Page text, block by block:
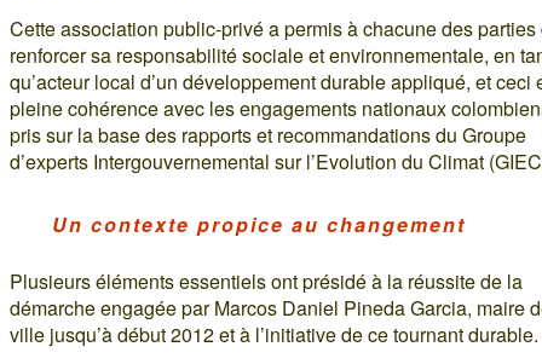
Cette association public-privé a permis à chacune des parties
renforcer sa responsabilité sociale et environnementale, en
qu’acteur local d’un développement durable appliqué, et ceci
pleine cohérence avec les engagements nationaux
pris sur la base des rapports et recommandations du Groupe
d’experts Intergouvernemental sur l’Evolution du Climat
Un contexte propice au changement
Plusieurs éléments essentiels ont présidé à la réussite de la
démarche engagée par Marcos Daniel Pineda Garcia, maire
ville jusqu’à début 2012 et à l’initiative de ce tournant durable.